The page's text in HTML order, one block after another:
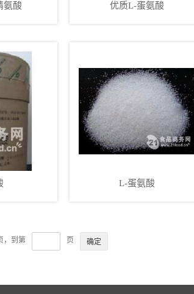
氨酸 优质L-蛋氨酸
L-蛋氨酸
，到第 页